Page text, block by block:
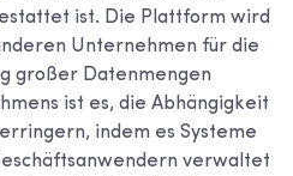
ist. Die Plattform wird
Unternehmen für die
großer Datenmengen
ist es, die Abhängigkeit
indem es Systeme
verwaltet